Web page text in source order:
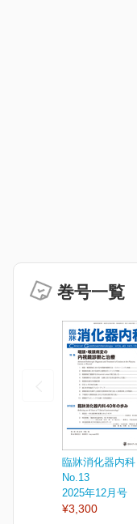
巻号一覧
臨牀消化器内
No.13
2025年12月号
¥3,300